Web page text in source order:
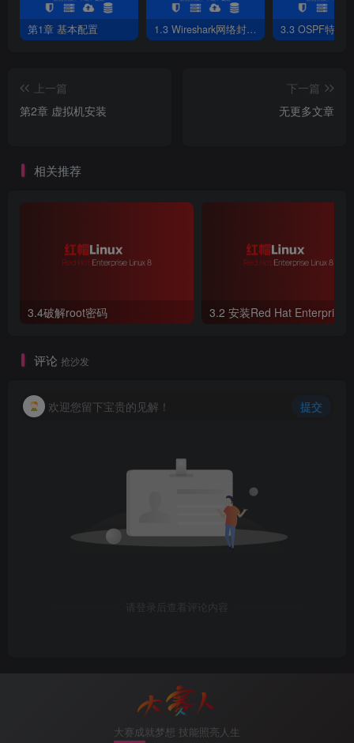
1.2工具
2.Red Hat Enterprise Linux 8—操作系统
3.Windows7-ultimate-SP1—操作系统
4.Windows Server 2003 SP2 Enterprise Edition—操作系
5.putty-0.78-installer—远程SSH协议连接工具
第1章 基本配置 1.3 Wireshark网络封包分析软件 3.3 OSPF特性
上一篇
第2章 虚拟机安装
下一篇
无更多文章
相关推荐
3.4破解root密码
评论 抢沙发
欢迎您留下宝贵的见解！ 提交
请登录后查看评论内容
大赛成就梦想 技能照亮人生